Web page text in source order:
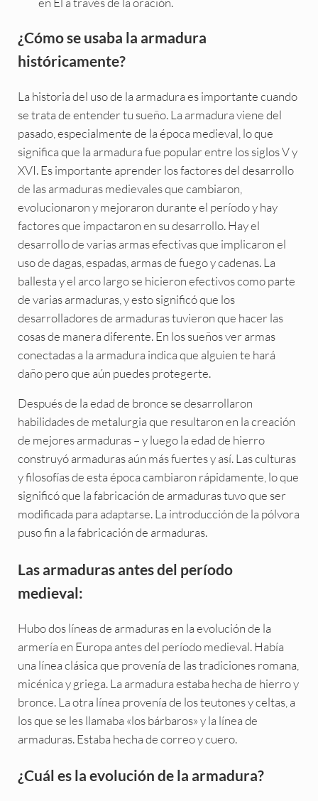
¿Cómo se usaba la armadura
históricamente?
La historia del uso de la armadura es importante cuando
se trata de entender tu sueño. La armadura viene del
pasado, especialmente de la época medieval, lo que
significa que la armadura fue popular entre los siglos V y
XVI. Es importante aprender los factores del desarrollo
de las armaduras medievales que cambiaron,
evolucionaron y mejoraron durante el período y hay
factores que impactaron en su desarrollo. Hay el
desarrollo de varias armas efectivas que implicaron el
uso de dagas, espadas, armas de fuego y cadenas. La
ballesta y el arco largo se hicieron efectivos como parte
de varias armaduras, y esto significó que los
desarrolladores de armaduras tuvieron que hacer las
cosas de manera diferente. En los sueños ver armas
conectadas a la armadura indica que alguien te hará
daño pero que aún puedes protegerte.
Después de la edad de bronce se desarrollaron
habilidades de metalurgia que resultaron en la creación
de mejores armaduras – y luego la edad de hierro
construyó armaduras aún más fuertes y así. Las culturas
y filosofías de esta época cambiaron rápidamente, lo que
significó que la fabricación de armaduras tuvo que ser
modificada para adaptarse. La introducción de la pólvora
puso fin a la fabricación de armaduras.
Las armaduras antes del período
medieval:
Hubo dos líneas de armaduras en la evolución de la
armería en Europa antes del período medieval. Había
una línea clásica que provenía de las tradiciones romana,
micénica y griega. La armadura estaba hecha de hierro y
bronce. La otra línea provenía de los teutones y celtas, a
los que se les llamaba «los bárbaros» y la línea de
armaduras. Estaba hecha de correo y cuero.
¿Cuál es la evolución de la armadura?